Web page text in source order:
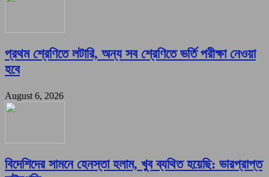
প্রথম শ্রেণিতে লটারি, অন্য সব শ্রেণিতে ভর্তি পরীক্ষা নেওয়া
হবে
August 6, 2026
বিদেশিদের সামনে হেনস্তা হলাম, খুব ব্যথিত হয়েছি: ভারপ্রাপ্ত